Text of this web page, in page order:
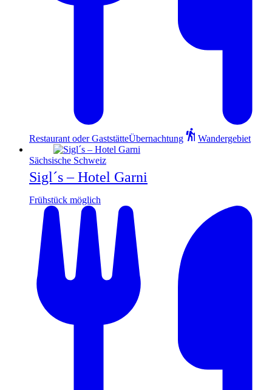
Restaurant oder GaststätteÜbernachtung Wandergebiet
Sächsische Schweiz
Sigl´s – Hotel Garni
Frühstück möglich